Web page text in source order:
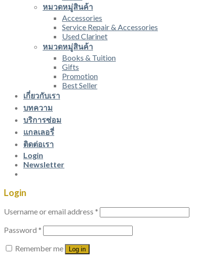
หมวดหมู่สินค้า
Accessories
Service Repair & Accessories
Used Clarinet
หมวดหมู่สินค้า
Books & Tuition
Gifts
Promotion
Best Seller
เกี่ยวกับเรา
บทความ
บริการซ่อม
แกลเลอรี่
ติดต่อเรา
Login
Newsletter
Login
Username or email address *
Password *
Remember me
Log in